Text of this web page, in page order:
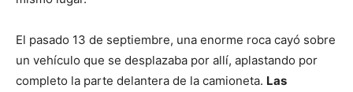
El pasado 13 de septiembre, una enorme roca cayó sobre
un vehículo que se desplazaba por allí, aplastando por
completo la parte delantera de la camioneta. Las